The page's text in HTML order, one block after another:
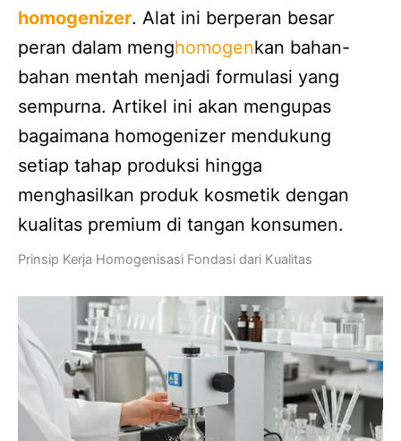
homogenizer. Alat ini berperan besar
peran dalam menghomogenkan bahan-
bahan mentah menjadi formulasi yang
sempurna. Artikel ini akan mengupas
bagaimana homogenizer mendukung
setiap tahap produksi hingga
menghasilkan produk kosmetik dengan
kualitas premium di tangan konsumen.
Prinsip Kerja Homogenisasi Fondasi dari Kualitas